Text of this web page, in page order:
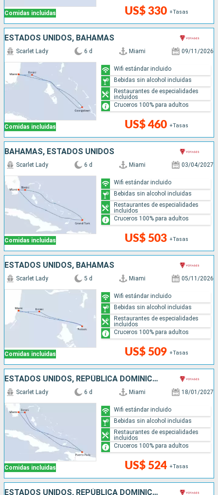
Comidas incluidas US$ 330 +Tasas
ESTADOS UNIDOS, BAHAMAS
Comidas incluidas
Scarlet Lady 6 d Miami 09/11/2026
US$ 460 +Tasas
Wifi estándar incluido
Bebidas sin alcohol incluidas
Restaurantes de especialidades
incluidos
Cruceros 100% para adultos
BAHAMAS, ESTADOS UNIDOS
Comidas incluidas
Scarlet Lady 6 d Miami 03/04/2027
US$ 503 +Tasas
Wifi estándar incluido
Bebidas sin alcohol incluidas
Restaurantes de especialidades
incluidos
Cruceros 100% para adultos
ESTADOS UNIDOS, BAHAMAS
Comidas incluidas
Scarlet Lady 5 d Miami 05/11/2026
US$ 509 +Tasas
Wifi estándar incluido
Bebidas sin alcohol incluidas
Restaurantes de especialidades
incluidos
Cruceros 100% para adultos
ESTADOS UNIDOS, REPÚBLICA DOMINICANA, BAHAMAS
Comidas incluidas
Scarlet Lady 6 d Miami 18/01/2027
US$ 524 +Tasas
Wifi estándar incluido
Bebidas sin alcohol incluidas
Restaurantes de especialidades
incluidos
Cruceros 100% para adultos
ESTADOS UNIDOS, REPÚBLICA DOMINICANA, BAHAMAS